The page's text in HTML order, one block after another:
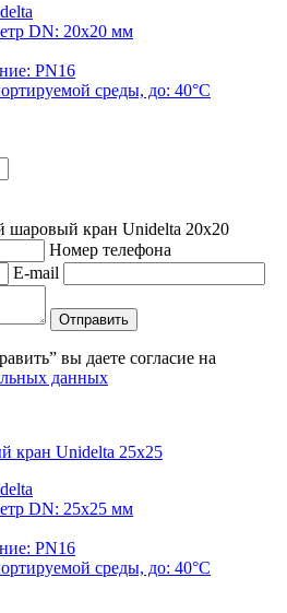
DN: 20х20 мм
PN16
среды, до: 40°С
шаровый кран Unidelta 20x20
Номер телефона
E-mail
Отправить
вы даете согласие на
данных
кран Unidelta 25x25
DN: 25х25 мм
PN16
среды, до: 40°С